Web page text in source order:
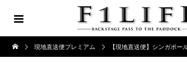
現地直送便プレミアム 【現地直送便】シンガポー